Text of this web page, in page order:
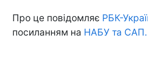
Про це повідомляє РБК-
посиланням на НАБУ та САП.